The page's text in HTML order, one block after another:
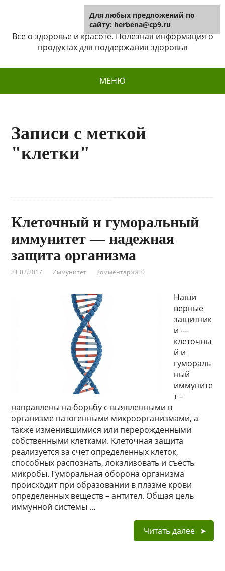
Herbena
Все о здоровье и красоте. Полезная информация о
продуктах для поддержания здоровья
МЕНЮ
Записи с меткой
"клетки"
Клеточный и гуморальный
иммунитет — надежная
защита организма
21.02.2017 Иммунитет Комментарии: 0
Наши
верные
защитник
и —
клеточны
й и
гумораль
ный
иммуните
т –
направлены на борьбу с выявленными в
организме патогенными микроорганизмами, а
также изменившимися или перерожденными
собственными клетками. Клеточная защита
реализуется за счет определенных клеток,
способных распознать, локализовать и съесть
микробы. Гуморальная оборона организма
происходит при образовании в плазме крови
определенных веществ – антител. Общая цель
иммунной системы …
Читать далее
Для любых предложений по
сайту: herbena@cp9.ru